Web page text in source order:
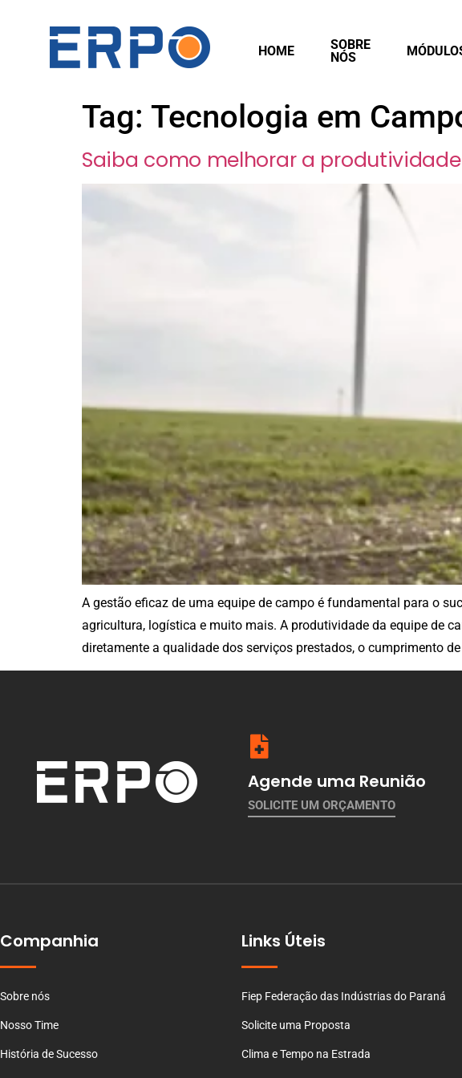
HOME
SOBRE
NÓS
Tag: Tecnologia em
Saiba como melhorar a
A gestão eficaz de uma equipe de campo é fundamental para o
agricultura, logística e muito mais. A produtividade da equipe de
diretamente a qualidade dos serviços prestados, o cumprimento
Agende uma Reunião
SOLICITE UM ORÇAMENTO
Companhia
Sobre nós
Nosso Time
História de Sucesso
Links Úteis
Fiep Federação das Indústrias do Paraná
Solicite uma Proposta
Clima e Tempo na Estrada